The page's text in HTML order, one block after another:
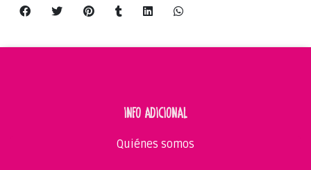
INFO ADICIONAL
Quiénes somos